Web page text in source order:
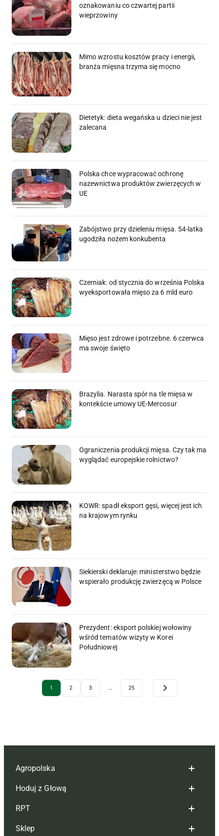
oznakowaniu co czwartej partii
wieprzowiny
Mimo wzrostu kosztów pracy i energii,
branża mięsna trzyma się mocno
Dietetyk: dieta wegańska u dzieci nie jest
zalecana
Polska chce wypracować ochronę
nazewnictwa produktów zwierzęcych w
UE
Zabójstwo przy dzieleniu mięsa. 54-latka
ugodziła nożem konkubenta
Czerniak: od stycznia do września Polska
wyeksportowała mięso za 6 mld euro
Mięso jest zdrowe i potrzebne. 6 czerwca
ma swoje święto
Brazylia. Narasta spór na tle mięsa w
kontekście umowy UE-Mercosur
Ograniczenia produkcji mięsa. Czy tak ma
wyglądać europejskie rolnictwo?
KOWR: spadł eksport gęsi, więcej jest ich
na krajowym rynku
Siekierski deklaruje: ministerstwo będzie
wspierało produkcję zwierzęcą w Polsce
Prezydent: eksport polskiej wołowiny
wśród tematów wizyty w Korei
Południowej
Archive Pagination
1 2 3 … 25
Agropolska
Redakcja
Reklama
Tagi
Hoduj z Głową
Hoduj z głową bydło
Hoduj z głową świnie
RPT
Redakcja
Sklep